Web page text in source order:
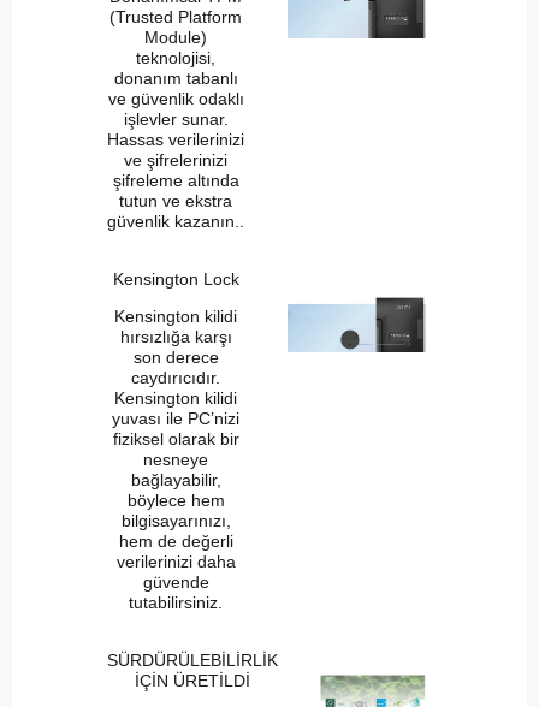
(Trusted Platform
Module)
teknolojisi,
donanım tabanlı
ve güvenlik odaklı
işlevler sunar.
Hassas verilerinizi
ve şifrelerinizi
şifreleme altında
tutun ve ekstra
güvenlik kazanın..
Kensington Lock
Kensington kilidi
hırsızlığa karşı
son derece
caydırıcıdır.
Kensington kilidi
yuvası ile PC’nizi
fiziksel olarak bir
nesneye
bağlayabilir,
böylece hem
bilgisayarınızı,
hem de değerli
verilerinizi daha
güvende
tutabilirsiniz.
SÜRDÜRÜLEBİLİRLİK
İÇİN ÜRETİLDİ